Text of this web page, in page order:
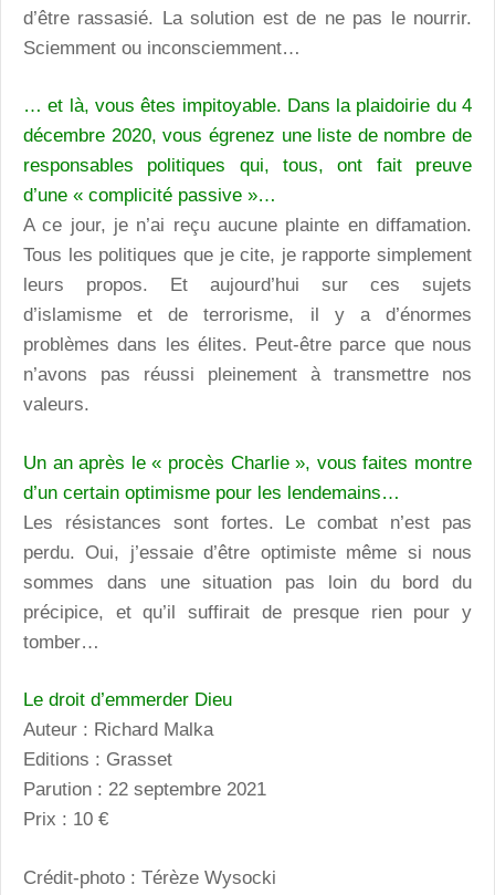
d’être rassasié. La solution est de ne pas le nourrir.
Sciemment ou inconsciemment…
… et là, vous êtes impitoyable. Dans la plaidoirie du 4
décembre 2020, vous égrenez une liste de nombre de
responsables politiques qui, tous, ont fait preuve
d’une « complicité passive »…
A ce jour, je n’ai reçu aucune plainte en diffamation.
Tous les politiques que je cite, je rapporte simplement
leurs propos. Et aujourd’hui sur ces sujets
d’islamisme et de terrorisme, il y a d’énormes
problèmes dans les élites. Peut-être parce que nous
n’avons pas réussi pleinement à transmettre nos
valeurs.
Un an après le « procès Charlie », vous faites montre
d’un certain optimisme pour les lendemains…
Les résistances sont fortes. Le combat n’est pas
perdu. Oui, j’essaie d’être optimiste même si nous
sommes dans une situation pas loin du bord du
précipice, et qu’il suffirait de presque rien pour y
tomber…
Le droit d’emmerder Dieu
Auteur : Richard Malka
Editions : Grasset
Parution : 22 septembre 2021
Prix : 10 €
Crédit-photo : Térèze Wysocki